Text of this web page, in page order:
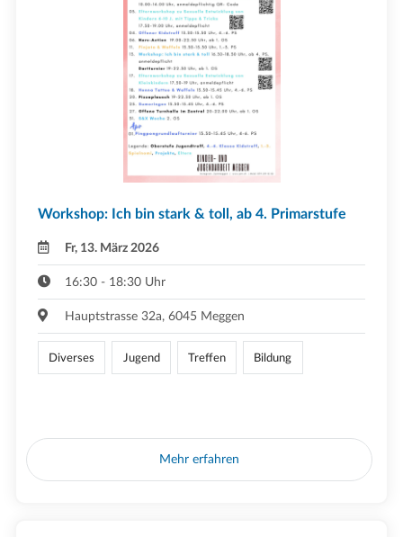
Workshop: Ich bin stark & toll, ab 4. Primarstufe
Fr, 13. März 2026
16:30 - 18:30 Uhr
Hauptstrasse 32a, 6045 Meggen
Diverses Jugend Treffen Bildung
Mehr erfahren